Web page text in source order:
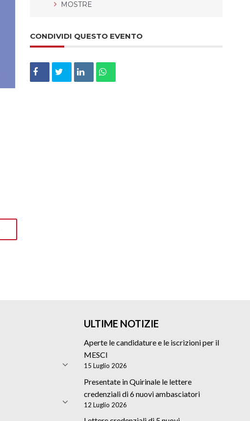
MOSTRE
CONDIVIDI QUESTO EVENTO
ULTIME NOTIZIE
Aperte le candidature e le iscrizioni per il
MESCI
15 Luglio 2026
Presentate in Quirinale le lettere
credenziali di 6 nuovi ambasciatori
12 Luglio 2026